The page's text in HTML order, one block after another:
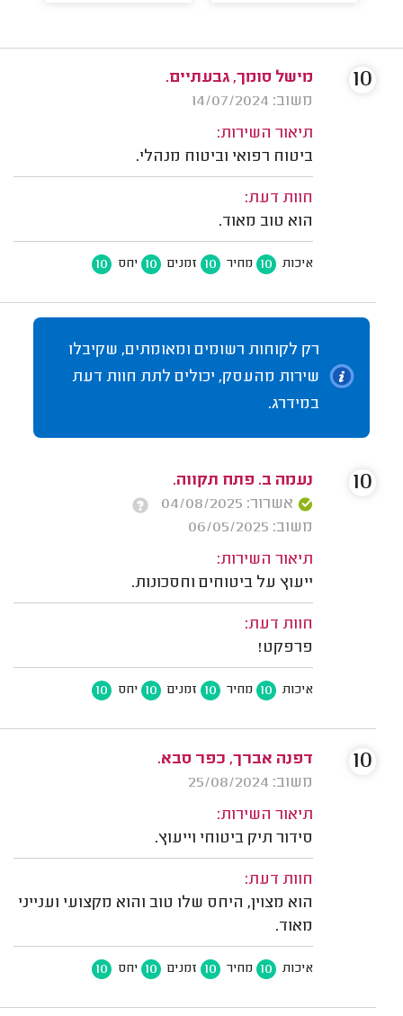
מישל סומך, גבעתיים.
משוב: 14/07/2024
תיאור השירות:
ביטוח רפואי וביטוח מנהלי.
חוות דעת:
הוא טוב מאוד.
איכות 10 מחיר 10 זמנים 10 יחס 10
10
רק לקוחות רשומים ומאומתים, שקיבלו
שירות מהעסק, יכולים לתת חוות דעת
במידרג.
נעמה ב. פתח תקווה.
אשרור: 04/08/2025
משוב: 06/05/2025
תיאור השירות:
ייעוץ על ביטוחים וחסכונות.
חוות דעת:
פרפקט!
איכות 10 מחיר 10 זמנים 10 יחס 10
10
דפנה אברך, כפר סבא.
משוב: 25/08/2024
תיאור השירות:
סידור תיק ביטוחי וייעוץ.
חוות דעת:
הוא מצוין, היחס שלו טוב והוא מקצועי וענייני
מאוד.
איכות 10 מחיר 10 זמנים 10 יחס 10
10